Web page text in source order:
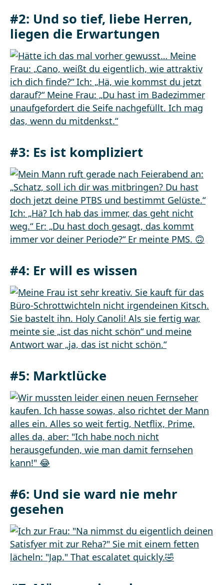
#2: Und so tief, liebe Herren,
liegen die Erwartungen
#3: Es ist kompliziert
#4: Er will es wissen
#5: Marktlücke
#6: Und sie ward nie mehr
gesehen